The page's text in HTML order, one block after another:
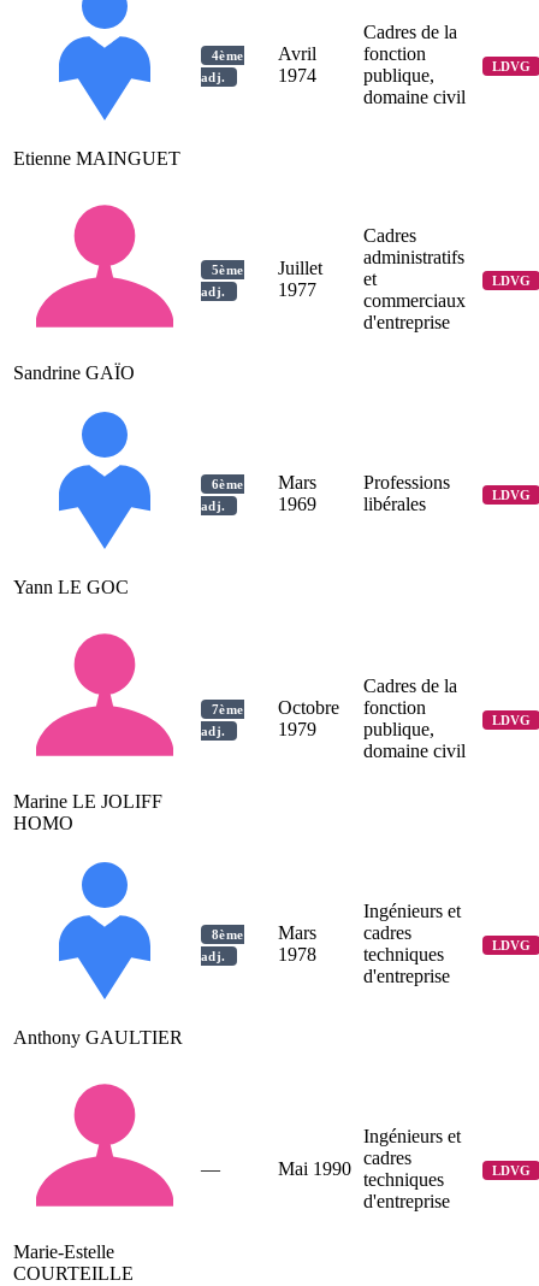
Etienne MAINGUET
4ème
adj.
Avril
1974
Cadres de la
fonction
publique,
domaine civil
LDVG
Sandrine GAÏO
5ème
adj.
Juillet
1977
Cadres
administratifs
et
commerciaux
d'entreprise
LDVG
Yann LE GOC
6ème
adj.
Mars
1969
Professions
libérales
LDVG
Marine LE JOLIFF
HOMO
7ème
adj.
Octobre
1979
Cadres de la
fonction
publique,
domaine civil
LDVG
Anthony GAULTIER
8ème
adj.
Mars
1978
Ingénieurs et
cadres
techniques
d'entreprise
LDVG
Marie-Estelle
COURTEILLE
— Mai 1990
Ingénieurs et
cadres
techniques
d'entreprise
LDVG